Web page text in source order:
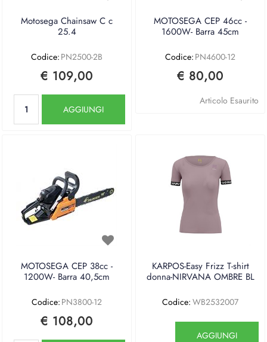
Motosega Chainsaw C c
25.4
Codice: PN2500-2B
€ 109,00
AGGIUNGI
MOTOSEGA CEP 46cc -
1600W- Barra 45cm
Codice: PN4600-12
€ 80,00
Articolo Esaurito
MOTOSEGA CEP 38cc -
1200W- Barra 40,5cm
Codice: PN3800-12
€ 108,00
KARPOS-Easy Frizz T-shirt
donna-NIRVANA OMBRE BL
Codice: WB2532007
AGGIUNGI